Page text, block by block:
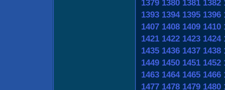
1379 1380 1381 1382
1393 1394 1395 1396
1407 1408 1409 1410
1421 1422 1423 1424
1435 1436 1437 1438
1449 1450 1451 1452
1463 1464 1465 1466
1477 1478 1479 1480